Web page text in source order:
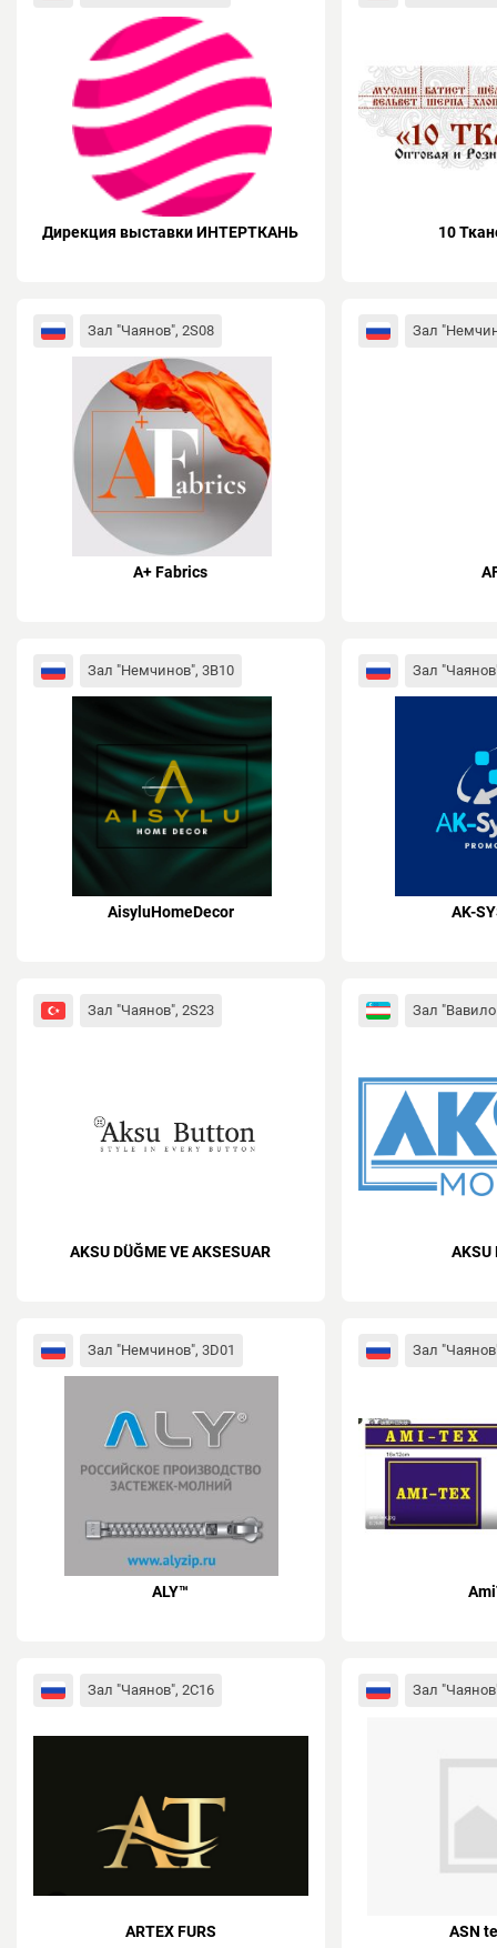
Дирекция выставки ИНТЕРТКАНЬ 10
Зал "Чаянов", 2S08
A+ Fabrics
Зал
Зал "Немчинов", 3B10
AisyluHomeDecor
Зал
AK-
Зал "Чаянов", 2S23
AKSU DÜĞME VE AKSESUAR
Зал
AKSU
Зал "Немчинов", 3D01
ALY™
Зал
Зал "Чаянов", 2C16
ARTEX FURS
Зал
ASN